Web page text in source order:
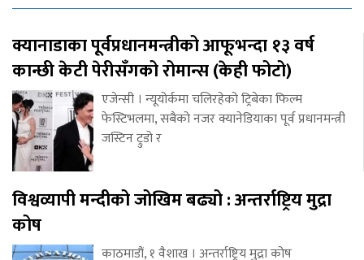
क्यानाडाका पूर्वप्रधानमन्त्रीको आफूभन्दा १३ वर्ष
कान्छी केटी पेरीसँगको रोमान्स (केही फोटो)
एजेन्सी । न्यूयोर्कमा चलिरहेको ट्रिबेका फिल्म
फेस्टिभलमा, सबैको नजर क्यानेडियाका पूर्व प्रधानमन्त्री
जस्टिन ट्रुडो र
विश्वव्यापी मन्दीको जोखिम बढ्यो : अन्तर्राष्ट्रिय मुद्रा
कोष
काठमाडौं, १ वैशाख । अन्तर्राष्ट्रिय मुद्रा कोष